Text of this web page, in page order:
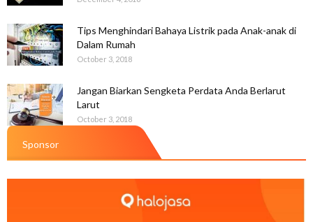
Tips Menghindari Bahaya Listrik pada Anak-anak di
Dalam Rumah
October 3, 2018
Jangan Biarkan Sengketa Perdata Anda Berlarut
Larut
October 3, 2018
Sponsor